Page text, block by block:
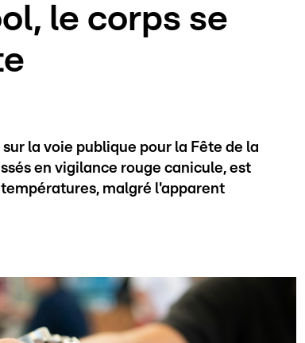
le corps se
la voie publique pour la Fête de la
en vigilance rouge canicule, est
malgré l'apparent